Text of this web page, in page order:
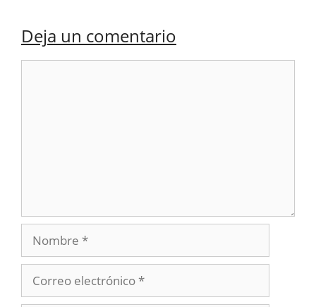
Deja un comentario
Nombre
electrónico